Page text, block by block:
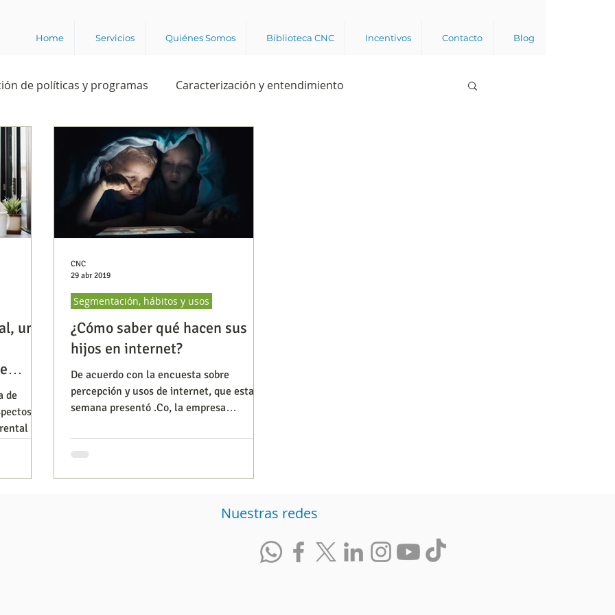
Home Servicios Quiénes Somos Biblioteca CNC Incentivos Contacto Blog
de políticas y programas Caracterización y entendimiento
institucional Ciencia Apropiación digital
Rating Política Intención de voto
los grupos de interés Marca y posicionamiento
Observatorios precios y competencia
publicitaria Prueba de producto
un
de
en
¿Cómo saber qué hacen sus
hijos en internet?
De acuerdo con la encuesta sobre
percepción y usos de internet, que esta
semana presentó .Co, la empresa
Segmentación, hábitos y usos
CNC
29 abr 2019
Nuestras redes